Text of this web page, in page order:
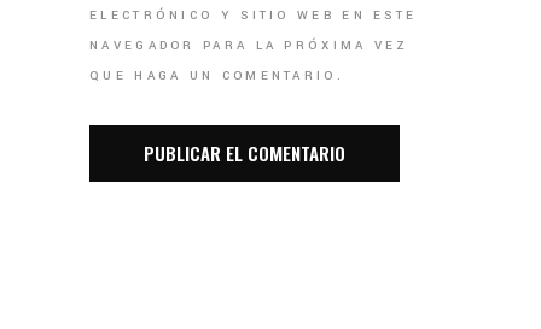
ELECTRÓNICO Y SITIO WEB EN ESTE
NAVEGADOR PARA LA PRÓXIMA VEZ
QUE HAGA UN COMENTARIO.